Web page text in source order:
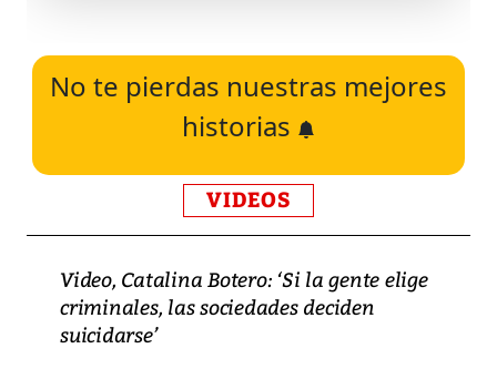
No te pierdas nuestras mejores
historias
VIDEOS
Video, Catalina Botero: ‘Si la gente elige
criminales, las sociedades deciden
suicidarse’